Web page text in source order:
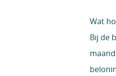
Wat
Bij de